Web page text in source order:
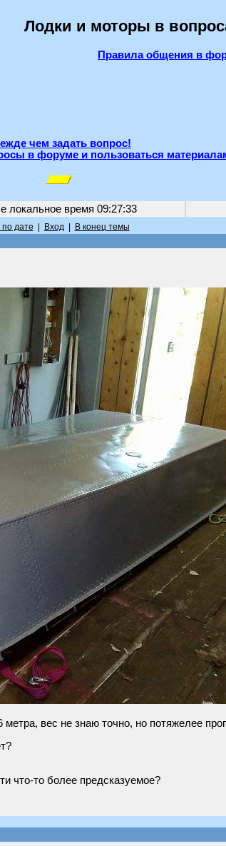
Лодки и моторы в
Правила общения в
чем задать вопрос!
в форуме и пользоваться
локальное время 09:27:33
по дате Вход| В конец темы
вес не знаю точно, но потяжелее
что-то более предсказуемое?